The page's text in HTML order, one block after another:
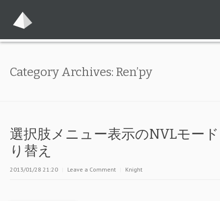
Category Archives: Ren’py
選択肢メニュー表示のNVLモー
り替え
2013/01/28 21:20 Leave a Comment Knight